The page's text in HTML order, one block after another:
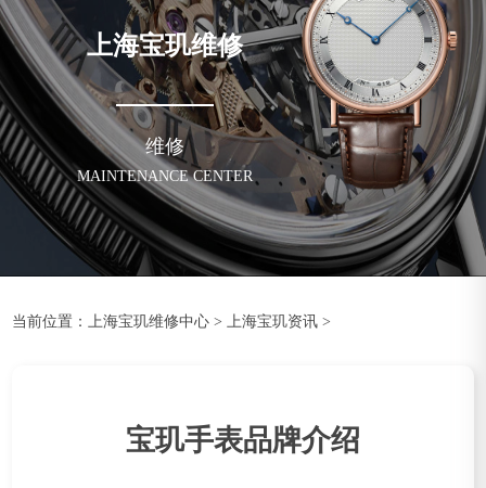
上海宝玑维修
维修
MAINTENANCE CENTER
当前位置： 上海宝玑维修中心 > 上海宝玑资讯 >
宝玑手表品牌介绍